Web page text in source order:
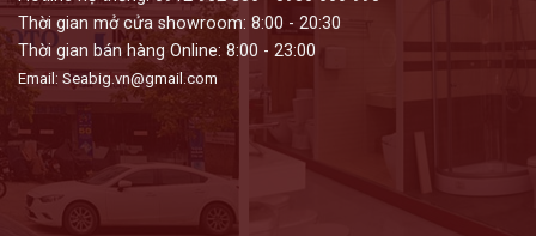
Thời gian mở cửa showroom: 8:00 - 20:30
Thời gian bán hàng Online: 8:00 - 23:00
Email: Seabig.vn@gmail.com